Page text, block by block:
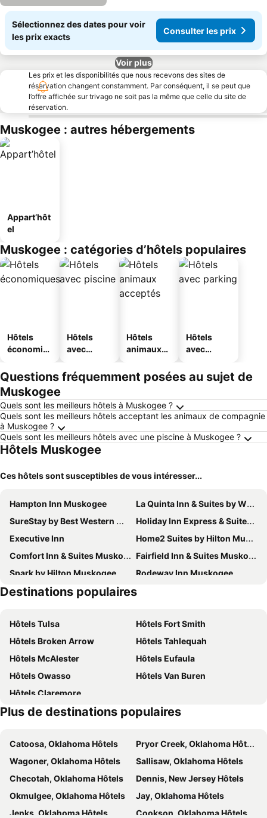
Sélectionnez des dates pour voir
les prix exacts
Consulter les prix
Voir plus
Les prix et les disponibilités que nous recevons des sites de
réservation changent constamment. Par conséquent, il se peut que
l’offre affichée sur trivago ne soit pas la même que celle du site de
réservation.
Muskogee : autres hébergements
Appart’hôt
el
Muskogee : catégories d’hôtels populaires
Hôtels
économiq
Hôtels
avec
Hôtels
animaux
Hôtels
avec
Questions fréquemment posées au sujet de
Muskogee
Quels sont les meilleurs hôtels à Muskogee ?
Quels sont les meilleurs hôtels acceptant les animaux de compagnie
à Muskogee ?
Quels sont les meilleurs hôtels avec une piscine à Muskogee ?
Hôtels Muskogee
Ces hôtels sont susceptibles de vous intéresser...
Hampton Inn Muskogee
La Quinta Inn & Suites by Wyndham Muskogee
SureStay by Best Western Muskogee
Holiday Inn Express & Suites Muskogee By Ihg
Executive Inn
Home2 Suites by Hilton Muskogee
Comfort Inn & Suites Muskogee
Fairfield Inn & Suites Muskogee
Spark by Hilton Muskogee, OK
Rodeway Inn Muskogee
Motel 6 Muskogee
Hotel Muskogee OK - Hwy 62
Destinations populaires
Hôtels Tulsa
Hôtels Fort Smith
Hôtels Broken Arrow
Hôtels Tahlequah
Hôtels McAlester
Hôtels Eufaula
Hôtels Owasso
Hôtels Van Buren
Hôtels Claremore
Plus de destinations populaires
Catoosa, Oklahoma Hôtels
Pryor Creek, Oklahoma Hôtels
Wagoner, Oklahoma Hôtels
Sallisaw, Oklahoma Hôtels
Checotah, Oklahoma Hôtels
Dennis, New Jersey Hôtels
Okmulgee, Oklahoma Hôtels
Jay, Oklahoma Hôtels
Jenks, Oklahoma Hôtels
Cookson, Oklahoma Hôtels